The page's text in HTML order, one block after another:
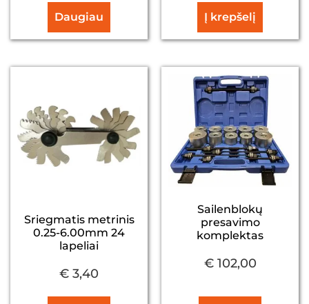
Daugiau Į krepšelį
Sriegmatis metrinis
0.25-6.00mm 24
lapeliai
€ 3,40
Sailenblokų
presavimo
komplektas
€102,00